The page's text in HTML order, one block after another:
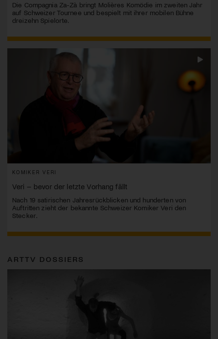
Die Compagnia Za-Zà bringt Molières Komödie im zweiten Jahr
auf Schweizer Tournee und bespielt mit ihrer mobilen Bühne
dreizehn Spielorte.
KOMIKER VERI
Veri – bevor der letzte Vorhang fällt
Nach 19 satirischen Jahresrückblicken und hunderten von
Auftritten zieht der bekannte Schweizer Komiker Veri den
Stecker.
ARTTV DOSSIERS